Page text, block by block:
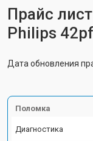
Прайс
Philips
Дата обновления
Поломка
Диагностика